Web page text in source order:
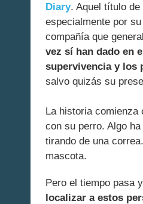
Diary. Aquel título
especialmente por
compañía que
vez sí han dado en
supervivencia y los
salvo quizás su
La historia comienza
con su perro. Algo
tirando de una
mascota.
Pero el tiempo pasa
localizar a estos